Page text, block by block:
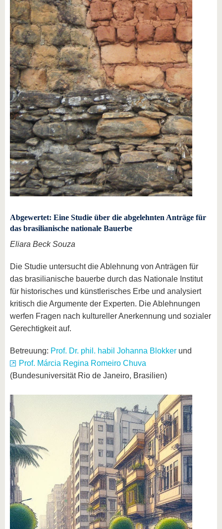
Abgewertet: Eine Studie über die abgelehnten Anträge für
das brasilianische nationale Bauerbe
Eliara Beck Souza
Die Studie untersucht die Ablehnung von Anträgen für
das brasilianische bauerbe durch das Nationale Institut
für historisches und künstlerisches Erbe und analysiert
kritisch die Argumente der Experten. Die Ablehnungen
werfen Fragen nach kultureller Anerkennung und sozialer
Gerechtigkeit auf.
Betreuung: Prof. Dr. phil. habil Johanna Blokker und
Prof. Márcia Regina Romeiro Chuva
(Bundesuniversität Rio de Janeiro, Brasilien)